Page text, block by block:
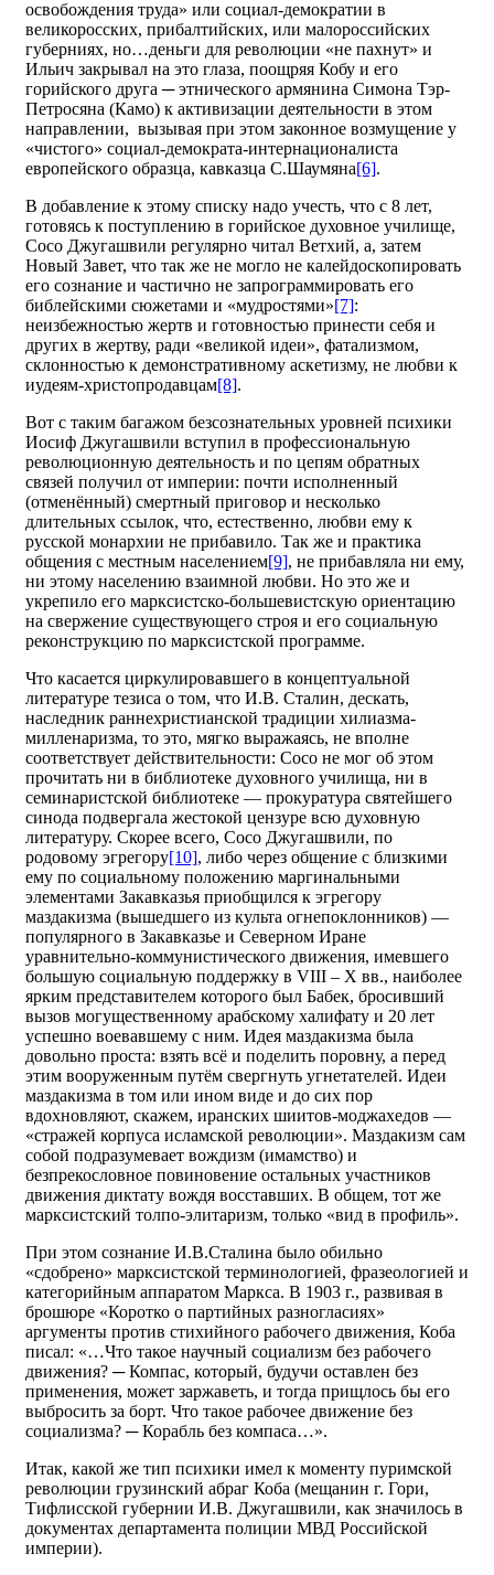
освобождения труда» или социал-демократии в
великоросских, прибалтийских, или малороссийских
губерниях, но…деньги для революции «не пахнут» и
Ильич закрывал на это глаза, поощряя Кобу и его
горийского друга ─ этнического армянина Симона Тэр-
Петросяна (Камо) к активизации деятельности в этом
направлении, вызывая при этом законное возмущение у
«чистого» социал-демократа-интернационалиста
европейского образца, кавказца С.Шаумяна[6].
В добавление к этому списку надо учесть, что с 8 лет,
готовясь к поступлению в горийское духовное училище,
Сосо Джугашвили регулярно читал Ветхий, а, затем
Новый Завет, что так же не могло не калейдоскопировать
его сознание и частично не запрограммировать его
библейскими сюжетами и «мудростями»[7]:
неизбежностью жертв и готовностью принести себя и
других в жертву, ради «великой идеи», фатализмом,
склонностью к демонстративному аскетизму, не любви к
иудеям-христопродавцам[8].
Вот с таким багажом безсознательных уровней психики
Иосиф Джугашвили вступил в профессиональную
революционную деятельность и по цепям обратных
связей получил от империи: почти исполненный
(отменённый) смертный приговор и несколько
длительных ссылок, что, естественно, любви ему к
русской монархии не прибавило. Так же и практика
общения с местным населением[9], не прибавляла ни ему,
ни этому населению взаимной любви. Но это же и
укрепило его марксистско-большевистскую ориентацию
на свержение существующего строя и его социальную
реконструкцию по марксистской программе.
Что касается циркулировавшего в концептуальной
литературе тезиса о том, что И.В. Сталин, дескать,
наследник раннехристианской традиции хилиазма-
милленаризма, то это, мягко выражаясь, не вполне
соответствует действительности: Сосо не мог об этом
прочитать ни в библиотеке духовного училища, ни в
семинаристской библиотеке — прокуратура святейшего
синода подвергала жестокой цензуре всю духовную
литературу. Скорее всего, Сосо Джугашвили, по
родовому эгрегору[10], либо через общение с близкими
ему по социальному положению маргинальными
элементами Закавказья приобщился к эгрегору
маздакизма (вышедшего из культа огнепоклонников) —
популярного в Закавказье и Северном Иране
уравнительно-коммунистического движения, имевшего
большую социальную поддержку в VIII – X вв., наиболее
ярким представителем которого был Бабек, бросивший
вызов могущественному арабскому халифату и 20 лет
успешно воевавшему с ним. Идея маздакизма была
довольно проста: взять всё и поделить поровну, а перед
этим вооруженным путём свергнуть угнетателей. Идеи
маздакизма в том или ином виде и до сих пор
вдохновляют, скажем, иранских шиитов-моджахедов —
«стражей корпуса исламской революции». Маздакизм сам
собой подразумевает вождизм (имамство) и
безпрекословное повиновение остальных участников
движения диктату вождя восставших. В общем, тот же
марксистский толпо-элитаризм, только «вид в профиль».
При этом сознание И.В.Сталина было обильно
«сдобрено» марксистской терминологией, фразеологией и
категорийным аппаратом Маркса. В 1903 г., развивая в
брошюре «Коротко о партийных разногласиях»
аргументы против стихийного рабочего движения, Коба
писал: «…Что такое научный социализм без рабочего
движения? ─ Компас, который, будучи оставлен без
применения, может заржаветь, и тогда прищлось бы его
выбросить за борт. Что такое рабочее движение без
социализма? ─ Корабль без компаса…».
Итак, какой же тип психики имел к моменту пуримской
революции грузинский абраг Коба (мещанин г. Гори,
Тифлисской губернии И.В. Джугашвили, как значилось в
документах департамента полиции МВД Российской
империи).